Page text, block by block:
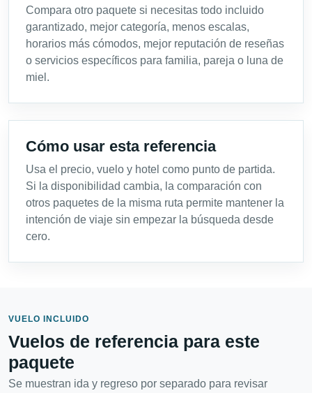
Compara otro paquete si necesitas todo incluido
garantizado, mejor categoría, menos escalas,
horarios más cómodos, mejor reputación de reseñas
o servicios específicos para familia, pareja o luna de
miel.
Cómo usar esta referencia
Usa el precio, vuelo y hotel como punto de partida.
Si la disponibilidad cambia, la comparación con
otros paquetes de la misma ruta permite mantener la
intención de viaje sin empezar la búsqueda desde
cero.
VUELO INCLUIDO
Vuelos de referencia para este
paquete
Se muestran ida y regreso por separado para revisar